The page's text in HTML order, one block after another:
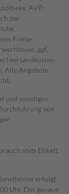
AVP:
der
Preise
ggf.
versand­kosten­
Alle Angebote
und sonstigen
von
stets Etikett
erfolgt
Uhr. Der genaue